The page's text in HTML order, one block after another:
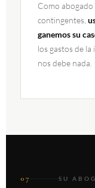
Como
contingentes,
ganemos su
los gastos de la
nos debe nada.
07 SU